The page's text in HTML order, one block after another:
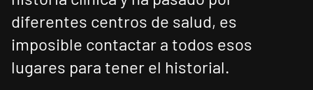
diferentes centros de salud, es
imposible contactar a todos esos
lugares para tener el historial.